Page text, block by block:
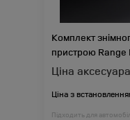
Комплект
пристрою
2020)
Ціна аксесуара
Ціна з
Підходить для